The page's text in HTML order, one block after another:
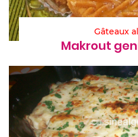
Gâteaux
Makrout